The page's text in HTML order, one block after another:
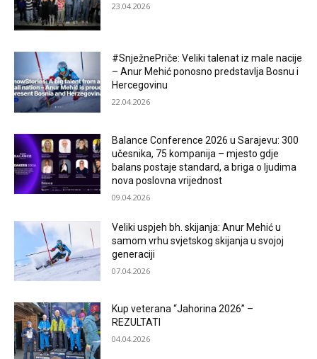
23.04.2026
#SnježnePriče: Veliki talenat iz male nacije
– Anur Mehić ponosno predstavlja Bosnu i
Hercegovinu
22.04.2026
Balance Conference 2026 u Sarajevu: 300
učesnika, 75 kompanija – mjesto gdje
balans postaje standard, a briga o ljudima
nova poslovna vrijednost
09.04.2026
Veliki uspjeh bh. skijanja: Anur Mehić u
samom vrhu svjetskog skijanja u svojoj
generaciji
07.04.2026
Kup veterana “Jahorina 2026” –
REZULTATI
04.04.2026